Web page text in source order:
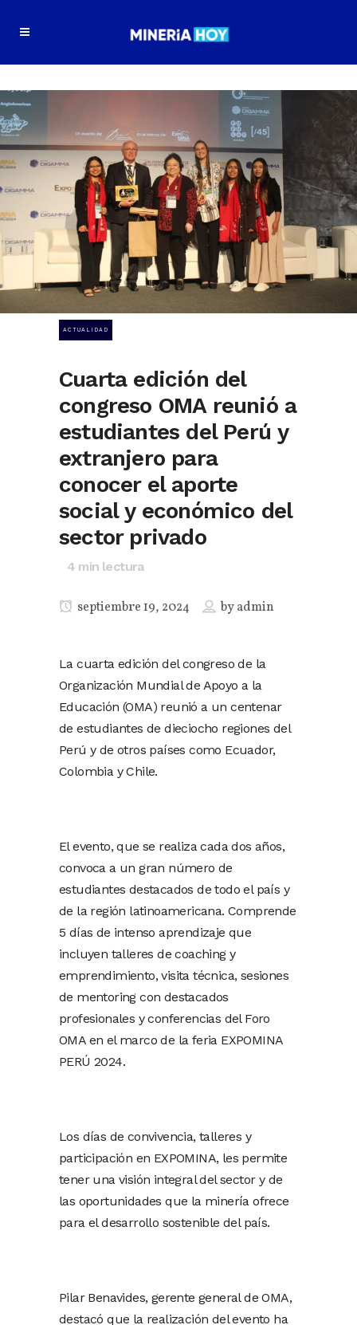
ACTUALIDAD
Cuarta edición del
congreso OMA reunió a
estudiantes del Perú y
extranjero para
conocer el aporte
social y económico del
sector privado
4 min lectura
septiembre 19, 2024 byadmin
La cuarta edición del congreso de la
Organización Mundial de Apoyo a la
Educación (OMA) reunió a un centenar
de estudiantes de dieciocho regiones del
Perú y de otros países como Ecuador,
Colombia y Chile.
El evento, que se realiza cada dos años,
convoca a un gran número de
estudiantes destacados de todo el país y
de la región latinoamericana. Comprende
5 días de intenso aprendizaje que
incluyen talleres de coaching y
emprendimiento, visita técnica, sesiones
de mentoring con destacados
profesionales y conferencias del Foro
OMA en el marco de la feria EXPOMINA
PERÚ 2024.
Los días de convivencia, talleres y
participación en EXPOMINA, les permite
tener una visión integral del sector y de
las oportunidades que la minería ofrece
para el desarrollo sostenible del país.
Pilar Benavides, gerente general de OMA,
destacó que la realización del evento ha